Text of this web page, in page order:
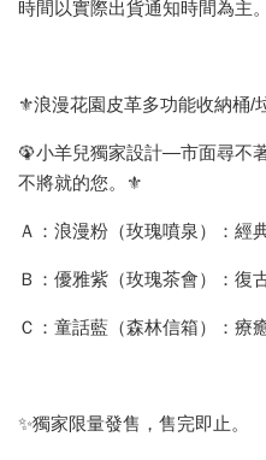
時間以實際出貨通知時間為主。
⚜️浪漫花園皮革多功能收納桶/
🦚小羊兒獨家設計—市面尋不
不將就的您。⚜️
Ａ：浪漫粉（玫瑰噴泉）：經
Ｂ：優雅紫（玫瑰茶會）：復
Ｃ：童話藍（森林信箱）：療
✨獨家限量發售，售完即止。